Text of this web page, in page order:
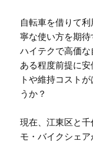
自転車を借りて
寧な使い方を期待
ハイテクで高価
ある程度前提に
トや維持コスト
うか？
現在、江東区と
モ・バイクシェ